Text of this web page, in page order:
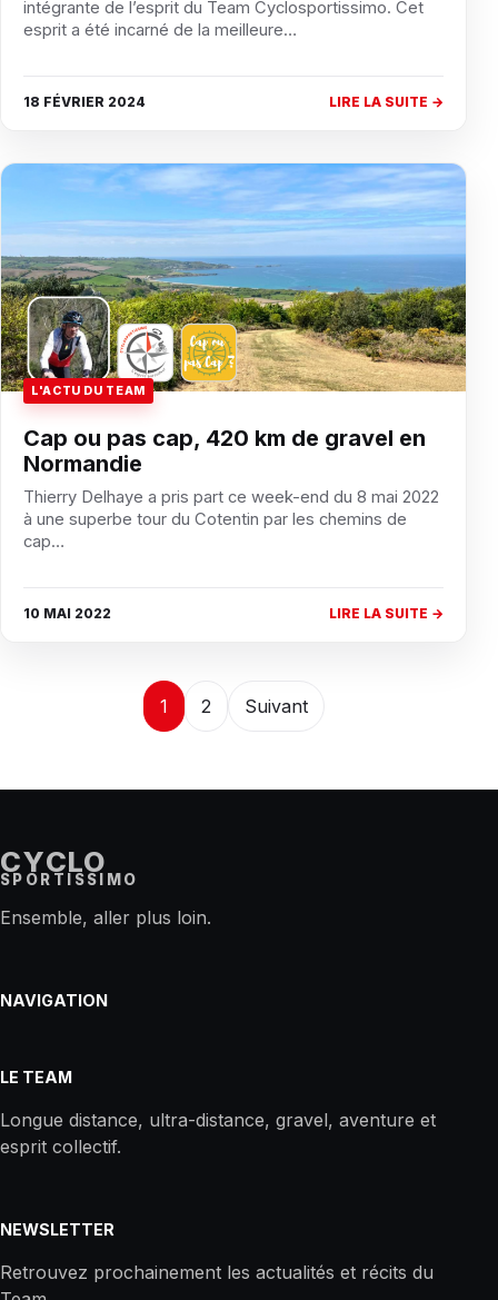
intégrante de l’esprit du Team Cyclosportissimo. Cet
esprit a été incarné de la meilleure…
18 FÉVRIER 2024 LIRE LA SUITE →
L'ACTU DU TEAM
Cap ou pas cap, 420 km de gravel en
Normandie
Thierry Delhaye a pris part ce week-end du 8 mai 2022
à une superbe tour du Cotentin par les chemins de
cap…
10 MAI 2022 LIRE LA SUITE →
1 2 Suivant
CYCLO
SPORTISSIMO
Ensemble, aller plus loin.
NAVIGATION
LE TEAM
Longue distance, ultra-distance, gravel, aventure et
esprit collectif.
NEWSLETTER
Retrouvez prochainement les actualités et récits du